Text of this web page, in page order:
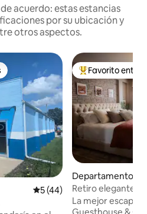
acuerdo: estas estancias
por su ubicación y
otros aspectos.
Calificación promedio: 5 de
5 (44)
De los mejores
Favorito entre
Departamento
Retiro elegante,
sofisticación
La mejor